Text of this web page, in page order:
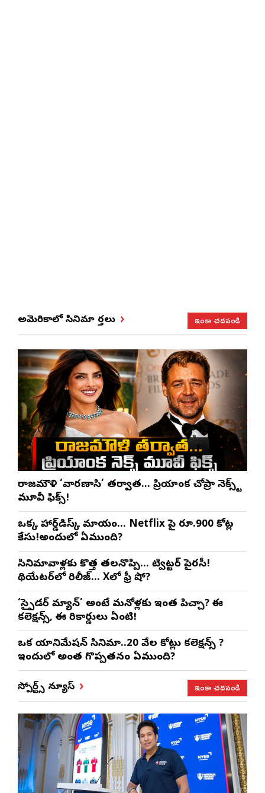
అమెరికాలో సినిమా వార్తలు ఇంకా చదవండి
రాజమౌళి ‘వారణాసి’ తర్వాత… ప్రియాంక చోప్రా నెక్స్ట్
మూవీ ఫిక్స్!
ఒక్క హార్డ్‌డిస్క్ మాయం… Netflix పై రూ.900 కోట్ల
కేసు!అందులో ఏముంది?
సినిమావాళ్లకు కొత్త తలనొప్పి… ట్విట్టర్ పైరసీ!
థియేటర్‌లో రిలీజ్… Xలో ఫ్రీ షో?
‘స్పైడర్ మ్యాన్’ అంటే మనోళ్లకు ఇంత పిచ్చా? ఈ
కలెక్షన్స్, ఈ రికార్డులు ఏంటి!
ఒక యానిమేషన్ సినిమా..20 వేల కోట్లు కలెక్షన్స్ ?
ఇందులో అంత గొప్పతనం ఏముంది?
స్పోర్ట్స్ న్యూస్ ఇంకా చదవండి